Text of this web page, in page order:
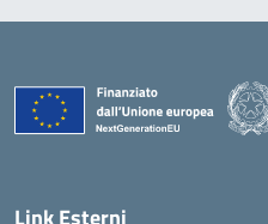
Link Esterni